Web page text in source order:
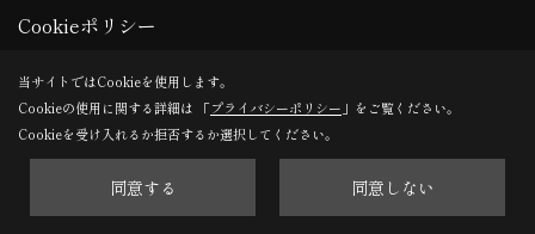
Cookieポリシー
当サイトではCookieを使用します。
Cookieの使用に関する詳細は 「プライバシーポリシー 」をご覧ください。
Cookieを受け入れるか拒否するか選択してください。
同意する 同意しない